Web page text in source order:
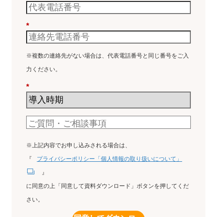
*
※複数の連絡先がない場合は、代表電話番号と同じ番号をご入
力ください。
*
※上記内容でお申し込みされる場合は、
『
プライバシーポリシー「個人情報の取り扱いについて」
』
に同意の上「同意して資料ダウンロード」ボタンを押してくだ
さい。